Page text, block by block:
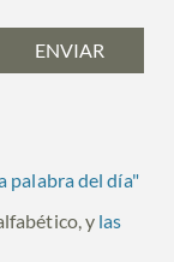
palabra del día"
y las